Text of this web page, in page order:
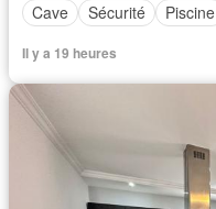
Cave
Sécurité Piscine
Il y a 19 heures